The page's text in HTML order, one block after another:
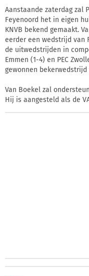
Aanstaande zaterdag zal
Feyenoord het in eigen
KNVB bekend gemaakt.
eerder een wedstrijd van
de uitwedstrijden in
Emmen (1-4) en PEC
gewonnen bekerwedstrijd
Van Boekel zal
Hij is aangesteld als de